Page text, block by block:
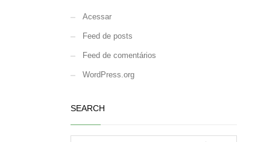
Acessar
Feed de posts
Feed de comentários
WordPress.org
SEARCH